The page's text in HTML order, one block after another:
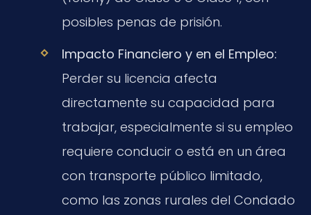
posibles penas de prisión.
Impacto Financiero y en el Empleo:
Perder su licencia afecta
directamente su capacidad para
trabajar, especialmente si su empleo
requiere conducir o está en un área
con transporte público limitado,
como las zonas rurales del Condado